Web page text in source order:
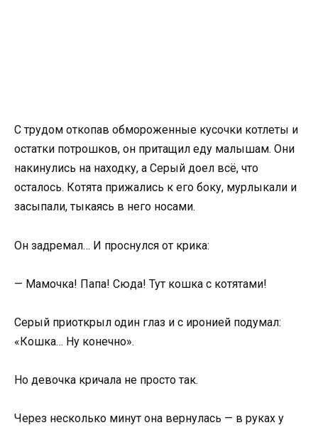
С трудом откопав обмороженные кусочки котлеты и
остатки потрошков, он притащил еду малышам. Они
накинулись на находку, а Серый доел всё, что
осталось. Котята прижались к его боку, мурлыкали и
засыпали, тыкаясь в него носами.
Он задремал… И проснулся от крика:
— Мамочка! Папа! Сюда! Тут кошка с котятами!
Серый приоткрыл один глаз и с иронией подумал:
«Кошка… Ну конечно».
Но девочка кричала не просто так.
Через несколько минут она вернулась — в руках у